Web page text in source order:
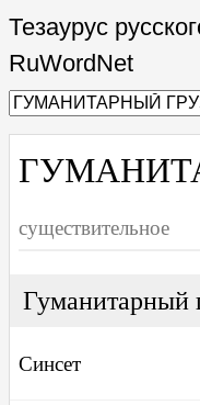
Тезаурус
RuWordNet
существительное
Гуманитарный
Синсет